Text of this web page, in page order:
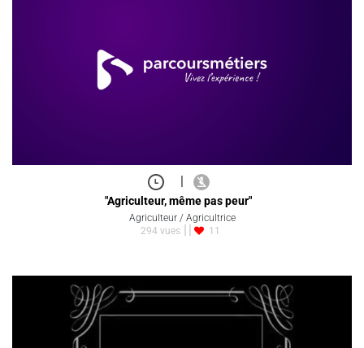
"Agriculteur, même pas peur"
Agriculteur / Agricultrice
294 vues
11